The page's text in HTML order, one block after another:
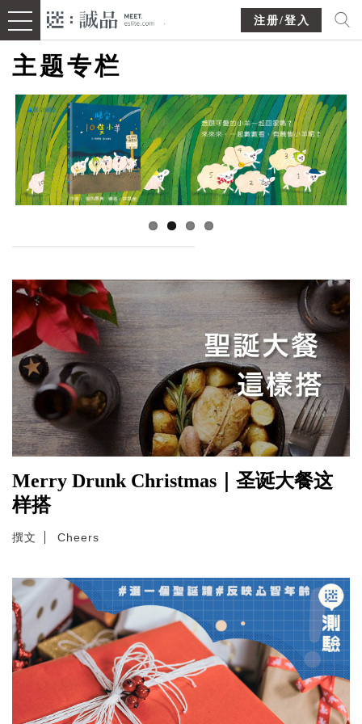
注册/登入
主题专栏
Merry Drunk Christmas｜圣诞大餐这
样搭
撰文 Cheers